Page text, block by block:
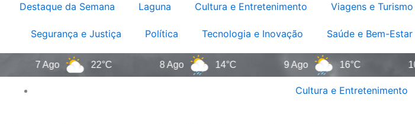
Destaque da Semana Laguna Cultura e Entretenimento Viagens e Turismo
Segurança e Justiça Política Tecnologia e Inovação Saúde e Bem-Estar
7 Ago 22°C 8 Ago 14°C 9 Ago 16°C 10 Ago
Cultura e Entretenimento